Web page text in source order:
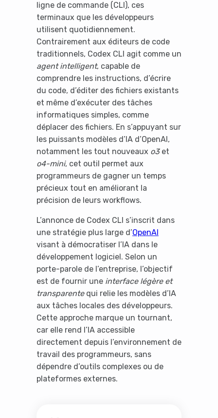
ligne de commande (CLI), ces
terminaux que les développeurs
utilisent quotidiennement.
Contrairement aux éditeurs de code
traditionnels, Codex CLI agit comme un
agent intelligent, capable de
comprendre les instructions, d’écrire
du code, d’éditer des fichiers existants
et même d’exécuter des tâches
informatiques simples, comme
déplacer des fichiers. En s’appuyant sur
les puissants modèles d’IA d’OpenAI,
notamment les tout nouveaux o3et
o4-mini, cet outil permet aux
programmeurs de gagner un temps
précieux tout en améliorant la
précision de leurs workflows.
L’annonce de Codex CLI s’inscrit dans
une stratégie plus large d’OpenAI
visant à démocratiser l’IA dans le
développement logiciel. Selon un
porte-parole de l’entreprise, l’objectif
est de fournir une interface légère et
transparentequi relie les modèles d’IA
aux tâches locales des développeurs.
Cette approche marque un tournant,
car elle rend l’IA accessible
directement depuis l’environnement de
travail des programmeurs, sans
dépendre d’outils complexes ou de
plateformes externes.